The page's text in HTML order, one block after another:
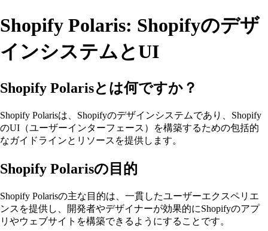
Shopify Polaris: Shopifyのデザ
インシステムとUI
Shopify Polarisとは何ですか？
Shopify Polarisは、Shopifyのデザインシステムであり、Shopify
のUI（ユーザーインターフェース）を構築するための包括的
なガイドラインとリソースを提供します。
Shopify Polarisの目的
Shopify Polarisの主な目的は、一貫したユーザーエクスペリエ
ンスを提供し、開発者やデザイナーが効果的にShopifyのアプ
リやウェブサイトを構築できるようにすることです。